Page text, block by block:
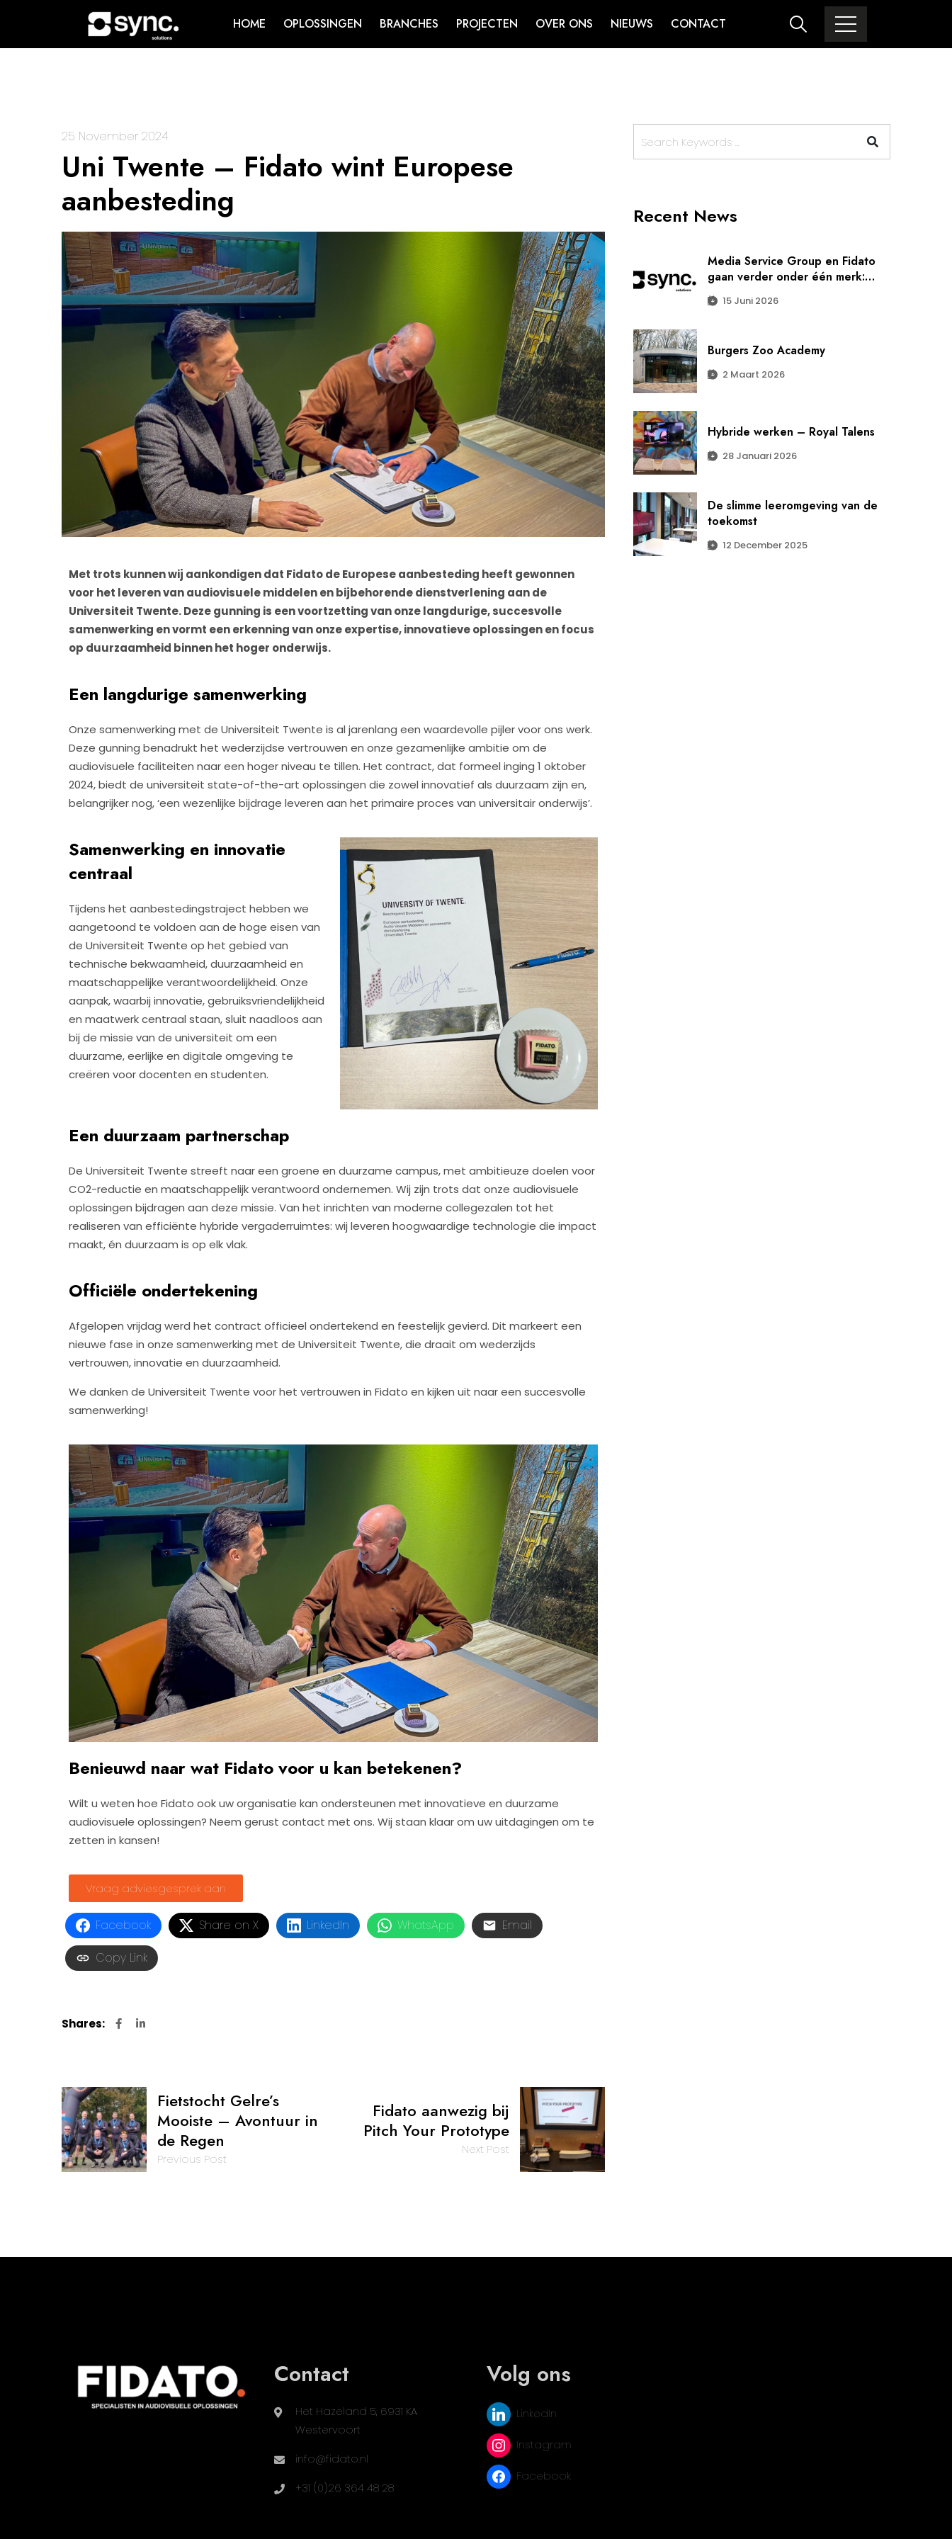
HOME OPLOSSINGEN BRANCHES PROJECTEN OVER ONS NIEUWS CONTACT
25 November 2024
Uni Twente – Fidato wint Europese
aanbesteding
Met trots kunnen wij aankondigen dat Fidato de Europese aanbesteding heeft gewonnen
voor het leveren van audiovisuele middelen en bijbehorende dienstverlening aan de
Universiteit Twente. Deze gunning is een voortzetting van onze langdurige, succesvolle
samenwerking en vormt een erkenning van onze expertise, innovatieve oplossingen en focus
op duurzaamheid binnen het hoger onderwijs.
Een langdurige samenwerking
Onze samenwerking met de Universiteit Twente is al jarenlang een waardevolle pijler voor ons werk.
Deze gunning benadrukt het wederzijdse vertrouwen en onze gezamenlijke ambitie om de
audiovisuele faciliteiten naar een hoger niveau te tillen. Het contract, dat formeel inging 1 oktober
2024, biedt de universiteit state-of-the-art oplossingen die zowel innovatief als duurzaam zijn en,
belangrijker nog, ‘een wezenlijke bijdrage leveren aan het primaire proces van universitair onderwijs’.
Samenwerking en innovatie
centraal
Tijdens het aanbestedingstraject hebben we
aangetoond te voldoen aan de hoge eisen van
de Universiteit Twente op het gebied van
technische bekwaamheid, duurzaamheid en
maatschappelijke verantwoordelijkheid. Onze
aanpak, waarbij innovatie, gebruiksvriendelijkheid
en maatwerk centraal staan, sluit naadloos aan
bij de missie van de universiteit om een
duurzame, eerlijke en digitale omgeving te
creëren voor docenten en studenten.
Een duurzaam partnerschap
De Universiteit Twente streeft naar een groene en duurzame campus, met ambitieuze doelen voor
CO2-reductie en maatschappelijk verantwoord ondernemen. Wij zijn trots dat onze audiovisuele
oplossingen bijdragen aan deze missie. Van het inrichten van moderne collegezalen tot het
realiseren van efficiënte hybride vergaderruimtes: wij leveren hoogwaardige technologie die impact
maakt, én duurzaam is op elk vlak.
Officiële ondertekening
Afgelopen vrijdag werd het contract officieel ondertekend en feestelijk gevierd. Dit markeert een
nieuwe fase in onze samenwerking met de Universiteit Twente, die draait om wederzijds
vertrouwen, innovatie en duurzaamheid.
We danken de Universiteit Twente voor het vertrouwen in Fidato en kijken uit naar een succesvolle
samenwerking!
Benieuwd naar wat Fidato voor u kan betekenen?
Wilt u weten hoe Fidato ook uw organisatie kan ondersteunen met innovatieve en duurzame
audiovisuele oplossingen? Neem gerust contact met ons. Wij staan klaar om uw uitdagingen om te
zetten in kansen!
Vraag adviesgesprek aan
Facebook Share on X LinkedIn WhatsApp
Email
Copy Link
Shares:
Fietstocht Gelre’s
Mooiste – Avontuur in
de Regen
Previous Post
Fidato aanwezig bij
Pitch Your Prototype
Next Post
Recent News
Media Service Group en Fidato
gaan verder onder één merk:
SYNC. Solutions
15 Juni 2026
Burgers Zoo Academy
2 Maart 2026
Hybride werken – Royal Talens
28 Januari 2026
De slimme leeromgeving van de
toekomst
12 December 2025
Contact
Het Hazeland 5, 6931 KA
Westervoort
info@fidato.nl
+31 (0)26 364 48 28
Volg ons
LinkedIn
Instagram
Facebook